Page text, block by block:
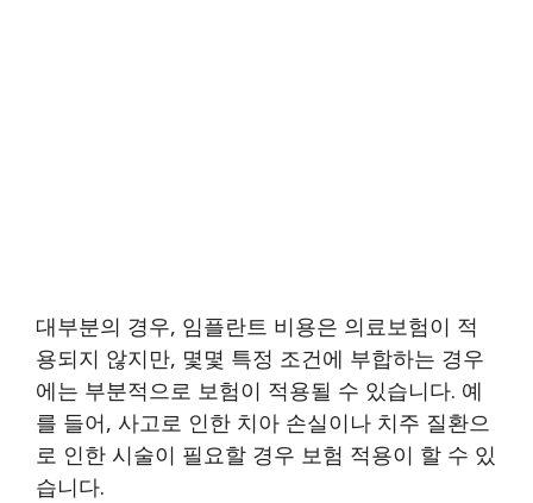
대부분의 경우, 임플란트 비용은 의료보험이 적
용되지 않지만, 몇몇 특정 조건에 부합하는 경우
에는 부분적으로 보험이 적용될 수 있습니다. 예
를 들어, 사고로 인한 치아 손실이나 치주 질환으
로 인한 시술이 필요할 경우 보험 적용이 할 수 있
습니다.